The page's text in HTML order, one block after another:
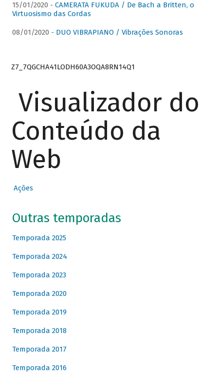
15/01/2020 - CAMERATA FUKUDA / De Bach a Britten, o
Virtuosismo das Cordas
08/01/2020 - DUO VIBRAPIANO / Vibrações Sonoras
Z7_7QGCHA41LODH60A3OQA8RN14Q1
Visualizador do
Conteúdo da
Web
Ações
Outras temporadas
Temporada 2025
Temporada 2024
Temporada 2023
Temporada 2020
Temporada 2019
Temporada 2018
Temporada 2017
Temporada 2016